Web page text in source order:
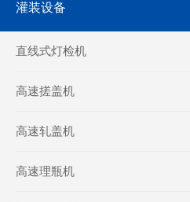
灌装设备
直线式灯检机
高速搓盖机
高速轧盖机
高速理瓶机